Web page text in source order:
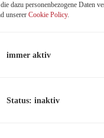
dazu personenbezogene Daten
unserer Cookie Policy.
immer aktiv
Status: inaktiv